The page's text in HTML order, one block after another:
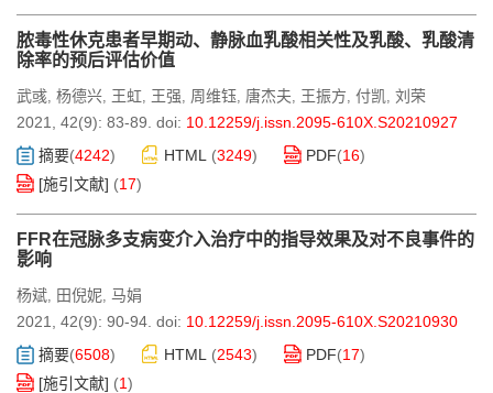
脓毒性休克患者早期动、静脉血乳酸相关性及乳酸、乳酸清
除率的预后评估价值
武彧, 杨德兴, 王虹, 王强, 周维钰, 唐杰夫, 王振方, 付凯 , 刘荣
2021, 42(9): 83-89. doi: 10.12259/j.issn.2095-610X.S20210927
摘要(4242) HTML (3249) PDF(16)
[施引文献] (17)
FFR在冠脉多支病变介入治疗中的指导效果及对不良事件的
影响
杨斌, 田倪妮, 马娟
2021, 42(9): 90-94. doi: 10.12259/j.issn.2095-610X.S20210930
摘要(6508) HTML (2543) PDF(17)
[施引文献] (1)